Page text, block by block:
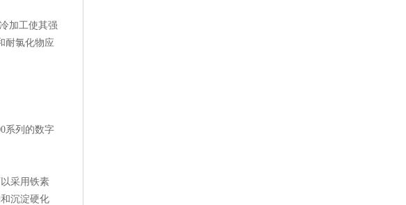
加工使其强
耐氯化物应
系列的数字
采用铁素
沉淀硬化